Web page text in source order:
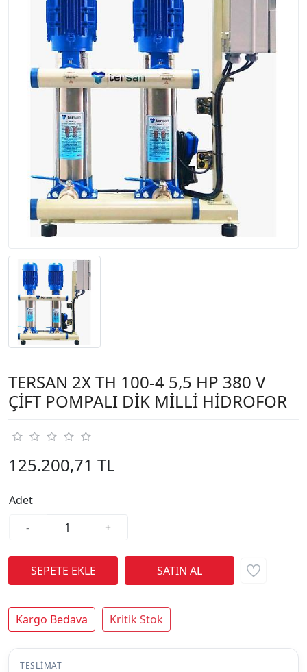
TERSAN 2X TH 100-4 5,5 HP 380 V
ÇİFT POMPALI DİK MİLLİ HİDROFOR
125.200,71 TL
Adet
-
+
Kargo Bedava Kritik Stok
TESLIMAT